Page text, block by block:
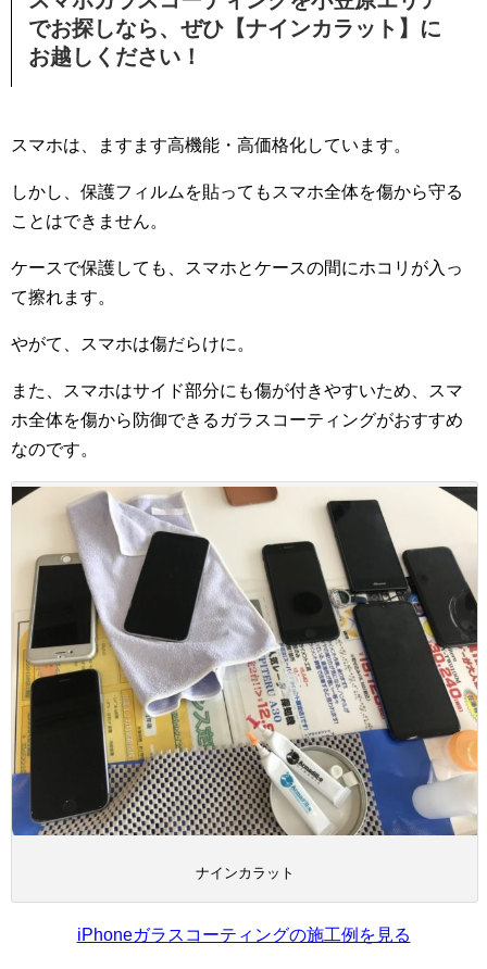
でお探しなら、ぜひ【ナインカラット】に
お越しください！
スマホは、ますます高機能・高価格化しています。
しかし、保護フィルムを貼ってもスマホ全体を傷から守る
ことはできません。
ケースで保護しても、スマホとケースの間にホコリが入っ
て擦れます。
やがて、スマホは傷だらけに。
また、スマホはサイド部分にも傷が付きやすいため、スマ
ホ全体を傷から防御できるガラスコーティングがおすすめ
なのです。
ナインカラット
iPhoneガラスコーティングの施工例を見る